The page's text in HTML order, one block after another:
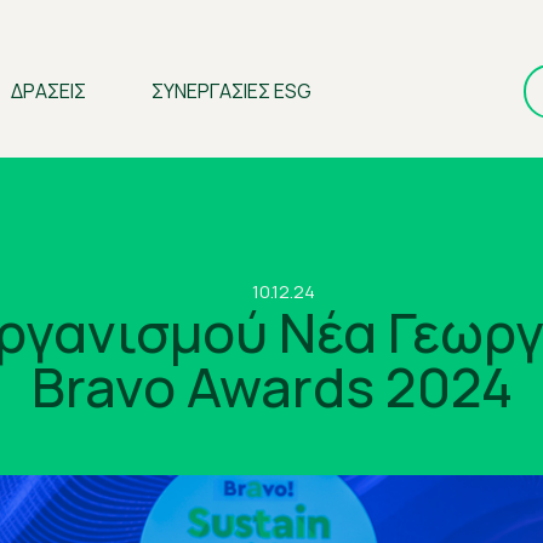
ΔΡΑΣΕΙΣ ΣΥΝΕΡΓΑΣΙΕΣ ESG
10.12.24
Νέα
Bravo Awards 2024